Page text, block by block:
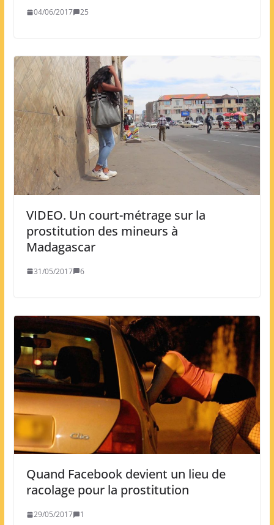
04/06/2017 25
VIDEO. Un court-métrage sur la
prostitution des mineurs à
Madagascar
31/05/2017 6
Quand Facebook devient un lieu de
racolage pour la prostitution
29/05/2017 1